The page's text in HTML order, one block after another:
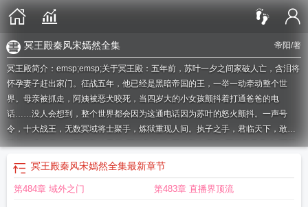
帝阳/著
冥王殿秦风宋嫣然全集
冥王殿简介：emsp;emsp;关于冥王殿：五年前，苏叶一夕之间家破人亡，含泪将
怀孕妻子赶出家门。征战五年，他已经是黑暗帝国的王，一举一动牵动整个世
界。母亲被抓走，阿姨被恶犬咬死，当四岁大的小女孩颤抖着打通爸爸的电
话……没人会想到，整个世界都会因为这通电话因为苏叶的怒火颤抖。一声号
令，十大战王，无数冥域将士聚手，炼狱重现人间。执子之手，君临天下，敢有
违者，满门尽诛！冥王殿叶昊辰冥王殿帝阳冥王殿在哪里冥王殿是是谁冥王
冥王殿下暴脾气 南若衿 冥王殿免费阅读
天苏清雅
水寒冥王殿秦风宋嫣然最新章节更新时间冥王殿 帝阳冥王殿主短剧
冥王殿秦风宋嫣然全集最新章节
第484章 域外之门 第483章 直播界顶流